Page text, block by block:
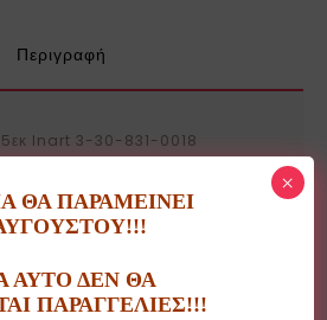
Περιγραφή
Inart 3-30-831-0018
προϊόντα
ΘΑ ΠΑΡΑΜΕΙΝΕΙ
ΑΥΤΟ ΔΕΝ ΘΑ
ΠΑΡΑΓΓΕΛΙΕΣ!!!
×